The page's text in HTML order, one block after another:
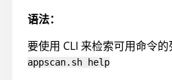
语法：
要使用 CLI 来检索可用命令的
appscan.sh help